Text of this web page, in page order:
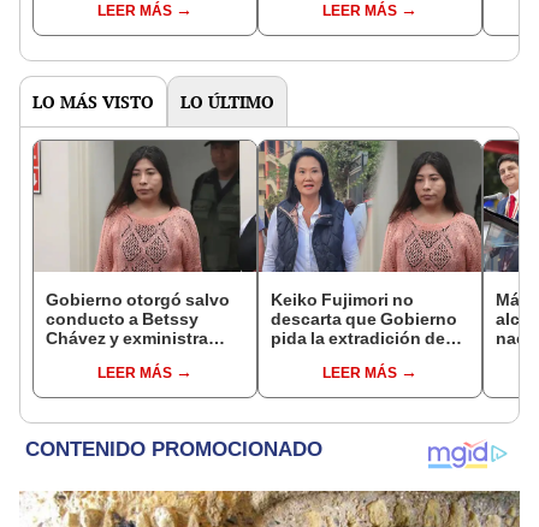
JusticiaLEER MÁS LEER MÁS
LO MÁS VISTO LO ÚLTIMO
Gobierno otorgó salvo
conducto a Betssy
Chávez y exministra
madrugadaLEER MÁS
Keiko Fujimori no
descarta que Gobierno
pida la extradición de
dentro de nuestras
facultades"
LEER MÁS
Más